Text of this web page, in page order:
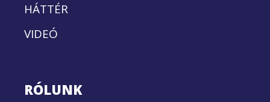
HÁTTÉR
VIDEÓ
RÓLUNK